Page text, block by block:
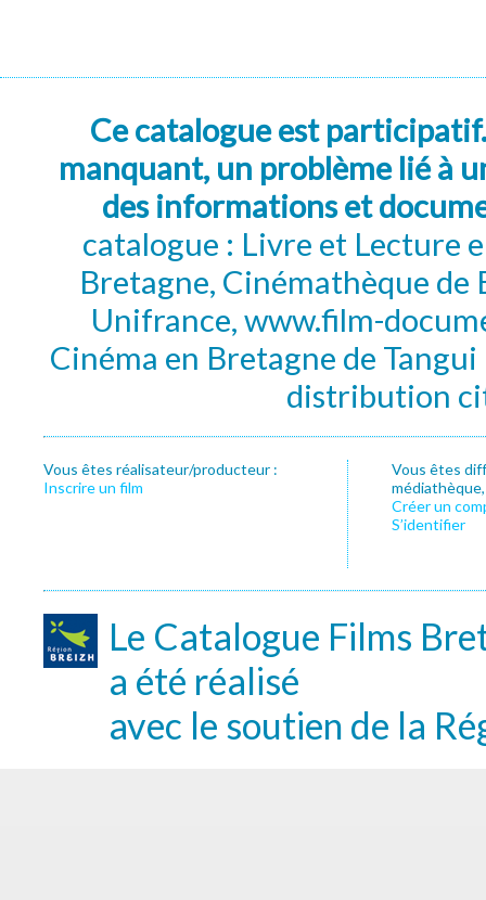
Ce catalogue est
manquant, un problème lié à
des informations et
catalogue : Livre et Lecture
Bretagne, Cinémathèque de
Unifrance, www.film-
Cinéma en Bretagne de
distribution
Vous êtes réalisateur/producteur :
Inscrire un film
Vous êtes
Créer un
S’identifier
Le Catalogue Films
a été réalisé
avec le soutien de la